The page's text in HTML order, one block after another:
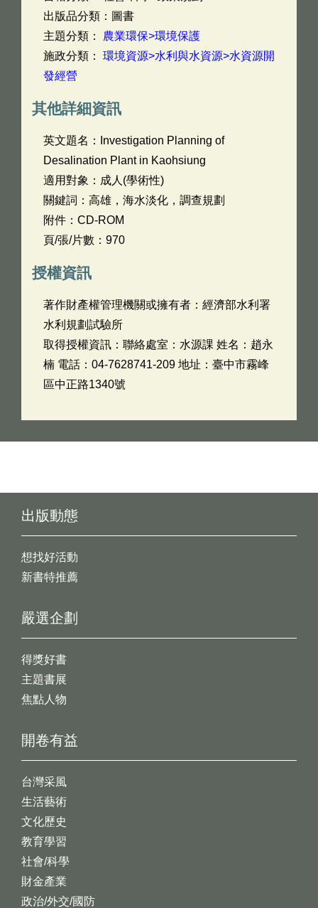
出版品分類：圖書
主題分類： 農業環保>環境保護
施政分類： 環境資源>水利與水資源>水資源開
發經營
其他詳細資訊
英文題名：
Investigation Planning of
Desalination Plant in Kaohsiung
適用對象：成人(學術性)
關鍵詞：高雄，海水淡化，調查規劃
附件：CD-ROM
頁/張/片數：970
授權資訊
著作財產權管理機關或擁有者：經濟部水利署
水利規劃試驗所
取得授權資訊：聯絡處室：水源課 姓名：趙永
楠 電話：04-7628741-209 地址：臺中市霧峰
區中正路1340號
出版動態
想找好活動
新書特推薦
開卷有益
台灣采風
生活藝術
文化歷史
教育學習
社會/科學
財金產業
政治/外交/國防
嚴選企劃
得獎好書
主題書展
焦點人物